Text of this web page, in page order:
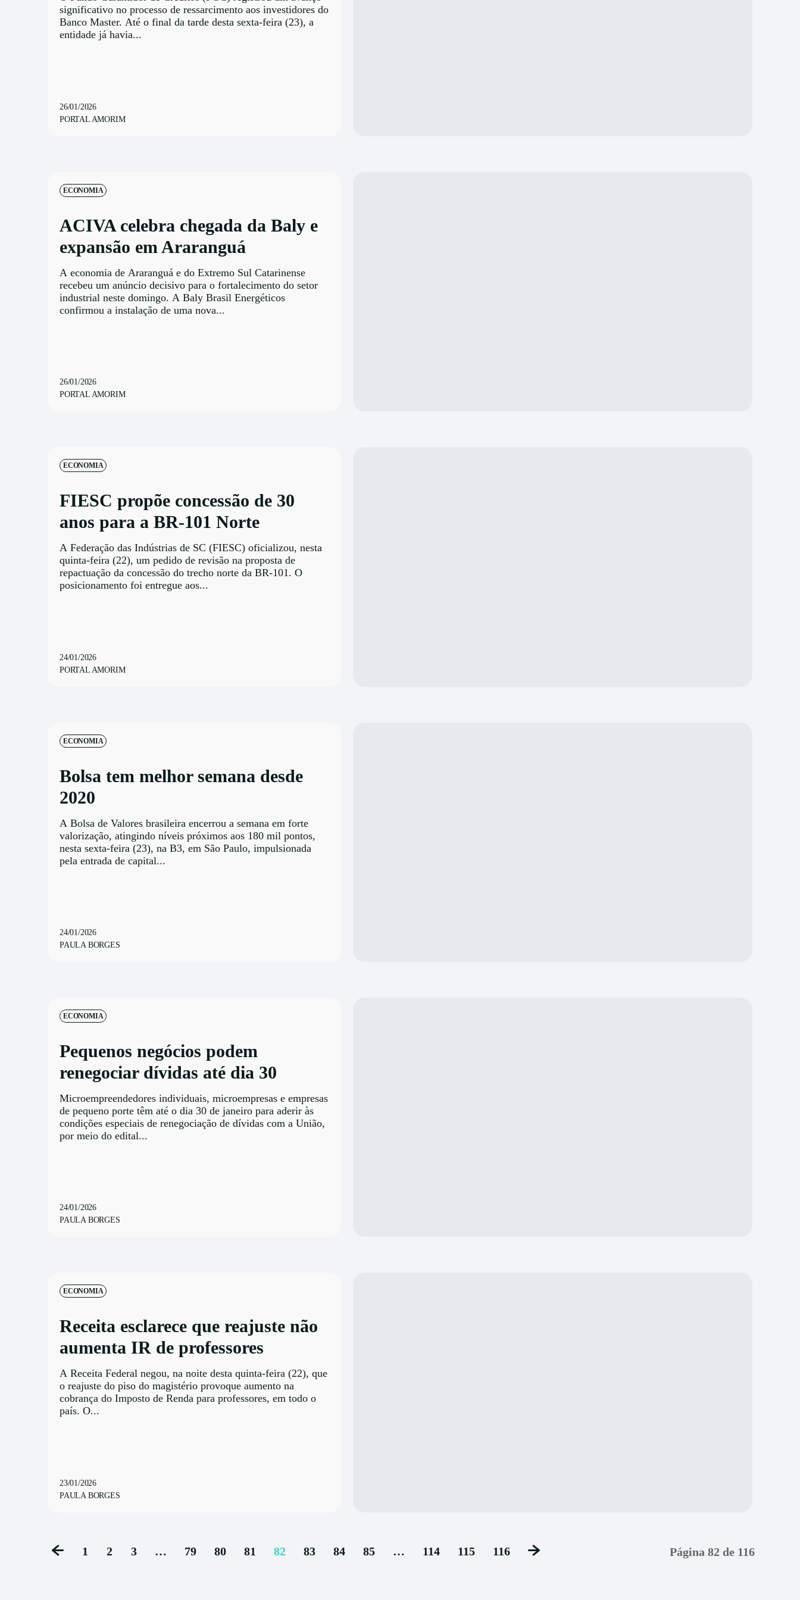
significativo no processo de ressarcimento aos investidores do
Banco Master. Até o final da tarde desta sexta-feira (23), a
entidade já havia...
26/01/2026
PORTAL AMORIM
ECONOMIA
ACIVA celebra chegada da Baly e
expansão em Araranguá
A economia de Araranguá e do Extremo Sul Catarinense
recebeu um anúncio decisivo para o fortalecimento do setor
industrial neste domingo. A Baly Brasil Energéticos
confirmou a instalação de uma nova...
26/01/2026
PORTAL AMORIM
ECONOMIA
FIESC propõe concessão de 30
anos para a BR-101 Norte
A Federação das Indústrias de SC (FIESC) oficializou, nesta
quinta-feira (22), um pedido de revisão na proposta de
repactuação da concessão do trecho norte da BR-101. O
posicionamento foi entregue aos...
24/01/2026
PORTAL AMORIM
ECONOMIA
Bolsa tem melhor semana desde
2020
A Bolsa de Valores brasileira encerrou a semana em forte
valorização, atingindo níveis próximos aos 180 mil pontos,
nesta sexta-feira (23), na B3, em São Paulo, impulsionada
pela entrada de capital...
24/01/2026
PAULA BORGES
ECONOMIA
Pequenos negócios podem
renegociar dívidas até dia 30
Microempreendedores individuais, microempresas e empresas
de pequeno porte têm até o dia 30 de janeiro para aderir às
condições especiais de renegociação de dívidas com a União,
por meio do edital...
24/01/2026
PAULA BORGES
ECONOMIA
Receita esclarece que reajuste não
aumenta IR de professores
A Receita Federal negou, na noite desta quinta-feira (22), que
o reajuste do piso do magistério provoque aumento na
cobrança do Imposto de Renda para professores, em todo o
país. O...
23/01/2026
PAULA BORGES
1 2 3 … 79 80 81 82 83 84 85 … 114 115 116 Página 82 de 116